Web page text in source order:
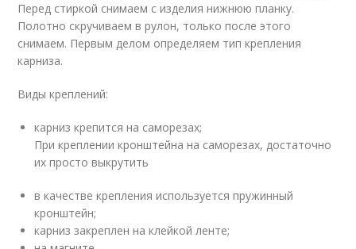
Перед стиркой снимаем с изделия нижнюю планку.
Полотно скручиваем в рулон, только после этого
снимаем. Первым делом определяем тип крепления
карниза.
Виды креплений:
карниз крепится на саморезах;
При креплении кронштейна на саморезах, достаточно
их просто выкрутить
в качестве крепления используется пружинный
кронштейн;
карниз закреплен на клейкой ленте;